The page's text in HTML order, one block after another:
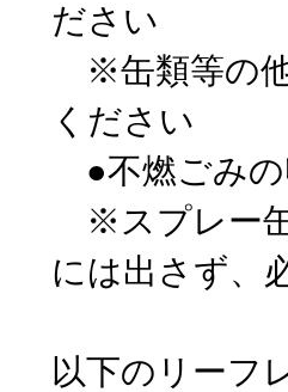
ださい
※缶類等の他
ください
●不燃ごみの
※スプレー缶
には出さず、
以下のリーフ